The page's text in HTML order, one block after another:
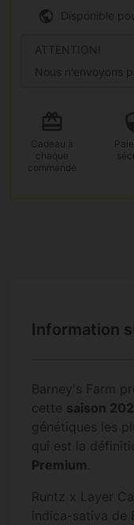
Disponible
ATTENTION!
Nous n'envoyons
Cadeau à
chaque
commande
Information
Barney's Farm
cette saison
génétiques les
qui est la
Premium
Runtz x Layer
indica-sativa de